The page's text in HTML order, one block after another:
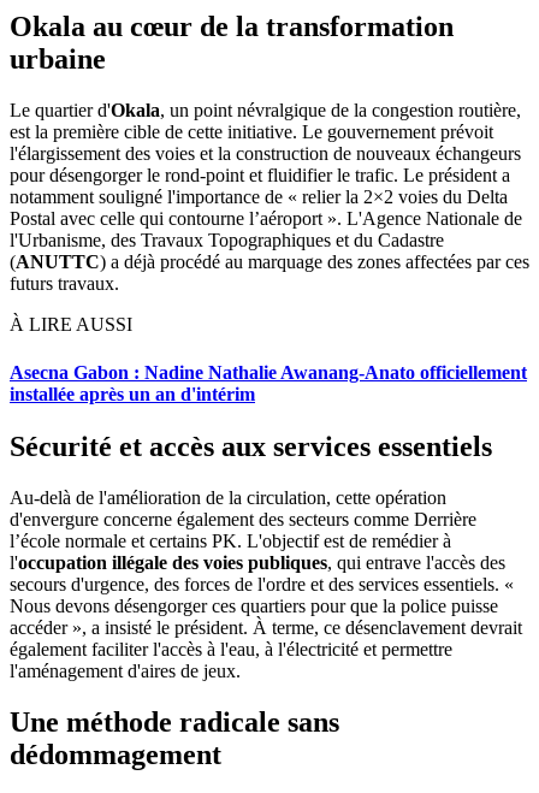
Okala au cœur de la transformation
urbaine
Le quartier d'Okala, un point névralgique de la congestion routière,
est la première cible de cette initiative. Le gouvernement prévoit
l'élargissement des voies et la construction de nouveaux échangeurs
pour désengorger le rond-point et fluidifier le trafic. Le président a
notamment souligné l'importance de « relier la 2×2 voies du Delta
Postal avec celle qui contourne l’aéroport ». L'Agence Nationale de
l'Urbanisme, des Travaux Topographiques et du Cadastre
(ANUTTC) a déjà procédé au marquage des zones affectées par ces
futurs travaux.
À LIRE AUSSI
Asecna Gabon : Nadine Nathalie Awanang-Anato officiellement
installée après un an d'intérim
Sécurité et accès aux services essentiels
Au-delà de l'amélioration de la circulation, cette opération
d'envergure concerne également des secteurs comme Derrière
l’école normale et certains PK. L'objectif est de remédier à
l'occupation illégale des voies publiques, qui entrave l'accès des
secours d'urgence, des forces de l'ordre et des services essentiels. «
Nous devons désengorger ces quartiers pour que la police puisse
accéder », a insisté le président. À terme, ce désenclavement devrait
également faciliter l'accès à l'eau, à l'électricité et permettre
l'aménagement d'aires de jeux.
Une méthode radicale sans
dédommagement